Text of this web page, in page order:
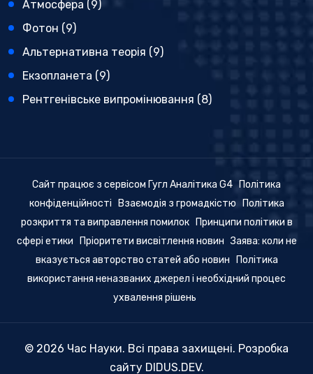
Атмосфера (9)
Фотон (9)
Альтернативна теорія (9)
Екзопланета (9)
Рентгенівське випромінювання (8)
Сайт працює з сервісом Гугл Аналітика G4
Політика
конфіденційності
Взаємодія з громадкістю
Політика
розкриття та виправлення помилок
Принципи політики в
сфері етики
Пріоритети висвітлення новин Заява: коли не
вказується авторство статей або новин
Політика
використання неназваних джерел і необхідний процес
ухвалення рішень
© 2026 Час Науки. Всі права захищені. Розробка
сайту DIDUS.DEV.